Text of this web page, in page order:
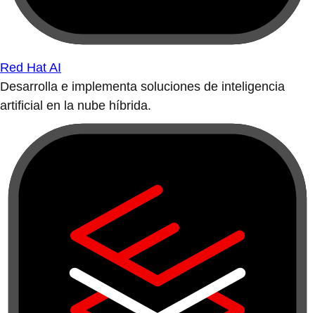
Red Hat AI
Desarrolla e implementa soluciones de inteligencia
artificial en la nube híbrida.